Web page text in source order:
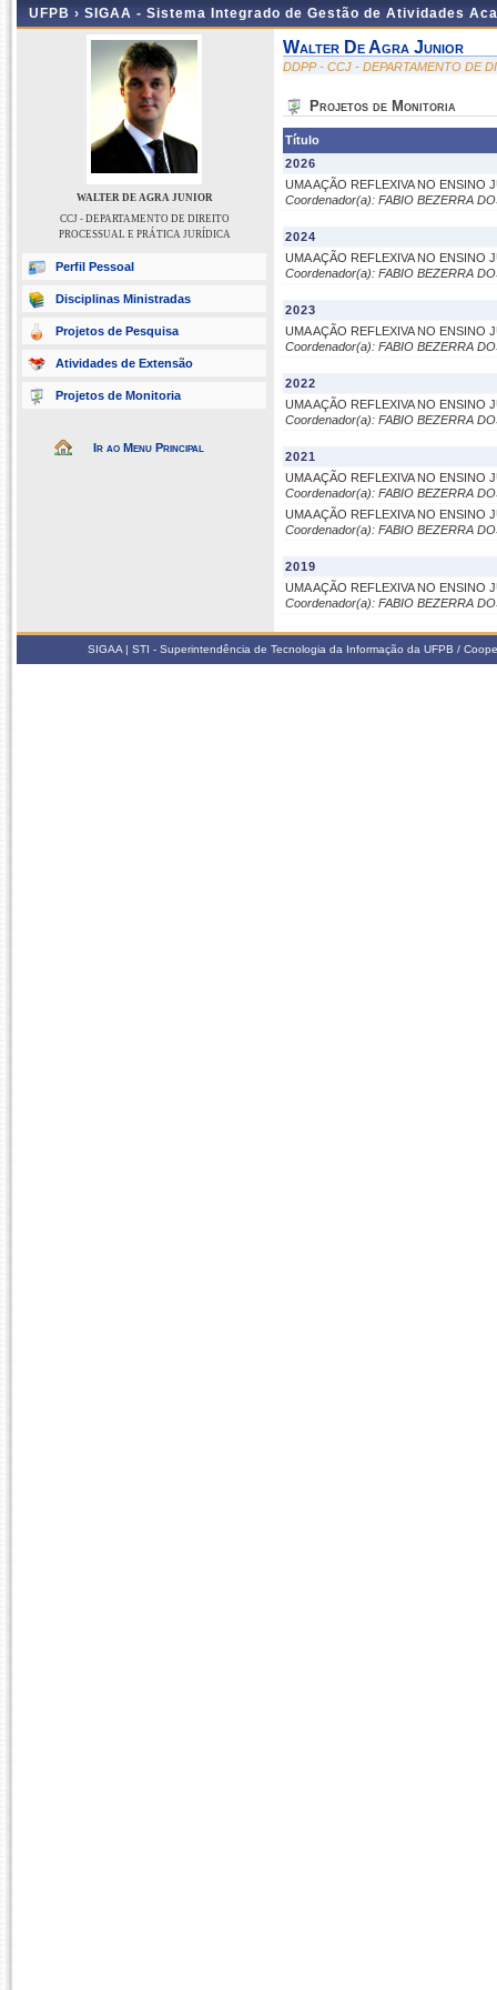
UFPB › SIGAA - Sistema Integrado de Gestão de Atividades
WALTER DE AGRA JUNIOR
CCJ - DEPARTAMENTO DE DIREITO
PROCESSUAL E PRÁTICA JURÍDICA
Perfil Pessoal
Disciplinas Ministradas
Projetos de Pesquisa
Atividades de Extensão
Projetos de Monitoria
Ir ao Menu Principal
Walter De Agra Junior
DDPP - CCJ - DEPARTAMENTO DE
Projetos de Monitoria
Título
2026
UMA AÇÃO REFLEXIVA NO ENSINO
Coordenador(a): FABIO BEZERRA
2024
UMA AÇÃO REFLEXIVA NO ENSINO
Coordenador(a): FABIO BEZERRA
2023
UMA AÇÃO REFLEXIVA NO ENSINO
Coordenador(a): FABIO BEZERRA
2022
UMA AÇÃO REFLEXIVA NO ENSINO
Coordenador(a): FABIO BEZERRA
2021
UMA AÇÃO REFLEXIVA NO ENSINO
Coordenador(a): FABIO BEZERRA
UMA AÇÃO REFLEXIVA NO ENSINO
Coordenador(a): FABIO BEZERRA
2019
UMA AÇÃO REFLEXIVA NO ENSINO
Coordenador(a): FABIO BEZERRA
SIGAA | STI - Superintendência de Tecnologia da Informação da UFPB /